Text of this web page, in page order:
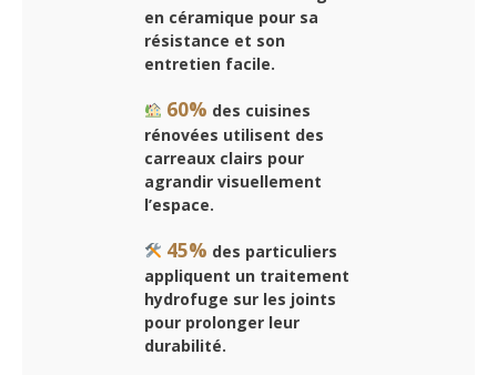
en céramique pour sa
résistance et son
entretien facile.
60% des cuisines
rénovées utilisent des
carreaux clairs pour
agrandir visuellement
l’espace.
45% des particuliers
appliquent un traitement
hydrofuge sur les joints
pour prolonger leur
durabilité.